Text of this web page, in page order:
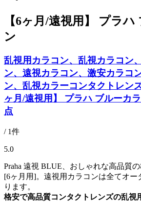
【6ヶ月/遠視用】 プラハ
ン
乱視用カラコン、乱視カラコン
ン、遠視カラコン、激安カラコ
ン、乱視カラーコンタクトレン
ヶ月/遠視用】 プラハ ブルーカ
点
/ 1件
5.0
Praha 遠視 BLUE、おしゃれな高品質
[6ヶ月用]。遠視用カラコンは全てオー
ります。
格安で高品質コンタクトレンズの乱視